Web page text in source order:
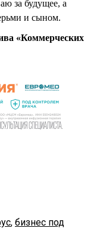
за будущее, а
и сыном.
«Коммерческих
, бизнес под